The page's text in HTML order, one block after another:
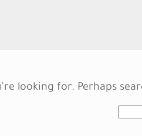
looking for. Perhaps